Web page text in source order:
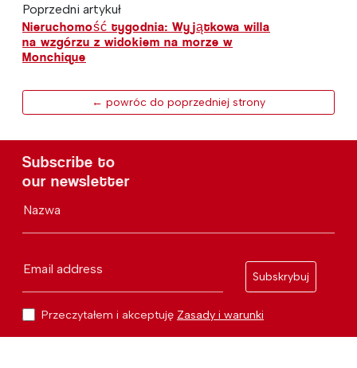
Poprzedni artykuł
Nieruchomość tygodnia: Wyjątkowa willa
na wzgórzu z widokiem na morze w
Monchique
← powróc do poprzedniej strony
Subscribe to
our newsletter
Nazwa
Email address
Subskrybuj
Przeczytałem i akceptuję Zasady i warunki